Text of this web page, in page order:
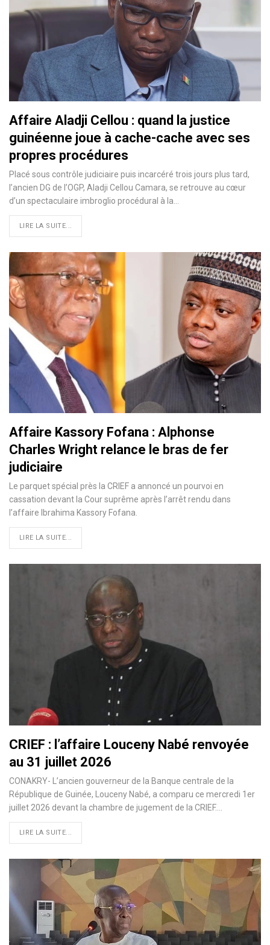
Affaire Aladji Cellou : quand la justice
guinéenne joue à cache-cache avec ses
propres procédures
Placé sous contrôle judiciaire puis incarcéré trois jours plus tard,
l’ancien DG de l’OGP, Aladji Cellou Camara, se retrouve au cœur
d’un spectaculaire imbroglio procédural à la…
LIRE LA SUITE...
Affaire Kassory Fofana : Alphonse
Charles Wright relance le bras de fer
judiciaire
Le parquet spécial près la CRIEF a annoncé un pourvoi en
cassation devant la Cour suprême après l’arrêt rendu dans
l’affaire Ibrahima Kassory Fofana.
LIRE LA SUITE...
CRIEF : l’affaire Louceny Nabé renvoyée
au 31 juillet 2026
CONAKRY- L’ancien gouverneur de la Banque centrale de la
République de Guinée, Louceny Nabé, a comparu ce mercredi 1er
juillet 2026 devant la chambre de jugement de la CRIEF.…
LIRE LA SUITE...